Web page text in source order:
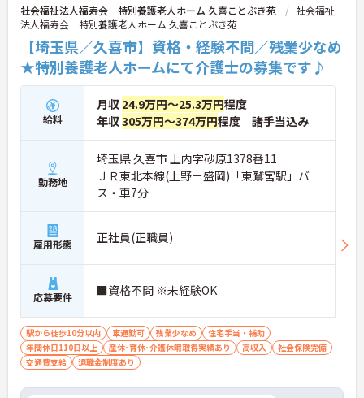
ご興味ある方はお気軽にお問い合わせください。
社会福祉法人福寿会 特別養護老人ホーム 久喜ことぶき苑
社会福祉
法人福寿会 特別養護老人ホーム 久喜ことぶき苑
【埼玉県／久喜市】資格・経験不問／残業少なめ
★特別養護老人ホームにて介護士の募集です♪
給料
月収 24.9万円～25.3万円程度
年収305万円～374万円程度 諸手当込み
勤務地
埼玉県 久喜市 上内字砂原1378番11
ＪＲ東北本線(上野－盛岡)「東鷲宮駅」バ
ス・車7分
雇用形態 正社員(正職員)
応募要件 ■資格不問 ※未経験OK
駅から徒歩10分以内 車通勤可 残業少なめ
住宅手当・補助
年間休日110日以上
産休･育休･介護休暇取得実績あり 高収入
社会保険完備
交通費支給
退職金制度あり